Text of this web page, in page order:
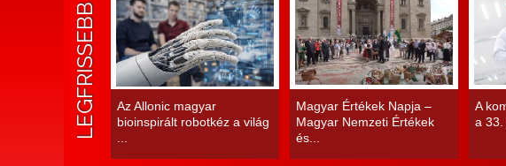
LEGFRISSEBB
Az Allonic magyar
bioinspirált robotkéz a világ
Magyar Értékek Napja –
Magyar Nemzeti Értékek
és...
A
a 33.